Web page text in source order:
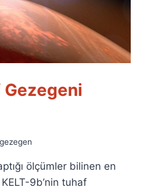
Gezegeni
ölçümler bilinen en
9b’nin tuhaf